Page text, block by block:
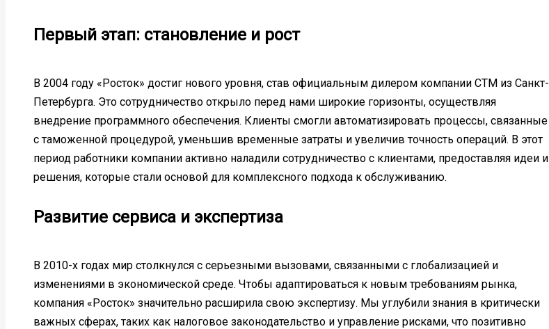
Первый этап: становление и рост
В 2004 году «Росток» достиг нового уровня, став официальным дилером компании СТМ из Санкт-
Петербурга. Это сотрудничество открыло перед нами широкие горизонты, осуществляя
внедрение программного обеспечения. Клиенты смогли автоматизировать процессы, связанные
с таможенной процедурой, уменьшив временные затраты и увеличив точность операций. В этот
период работники компании активно наладили сотрудничество с клиентами, предоставляя идеи и
решения, которые стали основой для комплексного подхода к обслуживанию.
Развитие сервиса и экспертиза
В 2010-х годах мир столкнулся с серьезными вызовами, связанными с глобализацией и
изменениями в экономической среде. Чтобы адаптироваться к новым требованиям рынка,
компания «Росток» значительно расширила свою экспертизу. Мы углубили знания в критически
важных сферах, таких как налоговое законодательство и управление рисками, что позитивно